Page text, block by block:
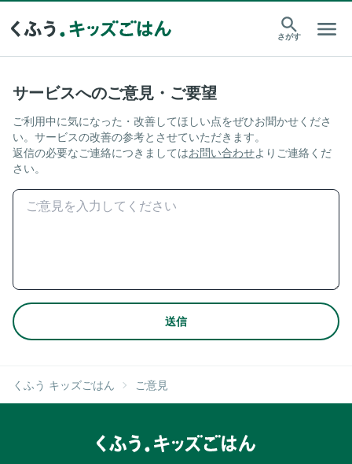
さがす
サービスへのご意見・ご要望
ご利用中に気になった・改善してほしい点をぜひお聞かせくださ
い。サービスの改善の参考とさせていただきます。
返信の必要なご連絡につきましてはお問い合わせよりご連絡くだ
さい。
送信
くふう キッズごはん ご意見